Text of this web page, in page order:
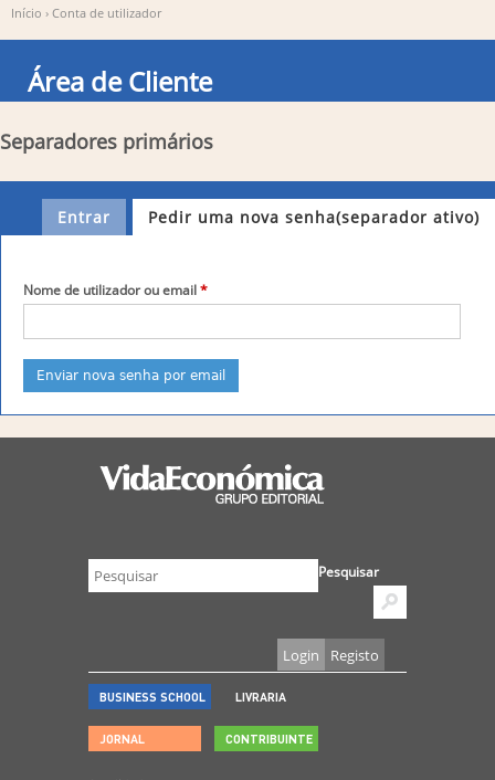
Início › Conta de utilizador
Área de Cliente
Separadores primários
Entrar Pedir uma nova senha(separador ativo)
Nome de utilizador ou email*
Pesquisar
Login Registo
BUSINESS SCHOOL LIVRARIA
JORNAL CONTRIBUINTE